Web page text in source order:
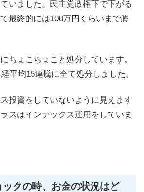
いました。民主党政権下で下がる
最終的には100万円くらいまで膨
ちょこちょこと処分しています。
平均15連騰に全て処分しました。
投資をしていないように見えます
スはインデックス運用をしていま
ックの時、お金の状況はど